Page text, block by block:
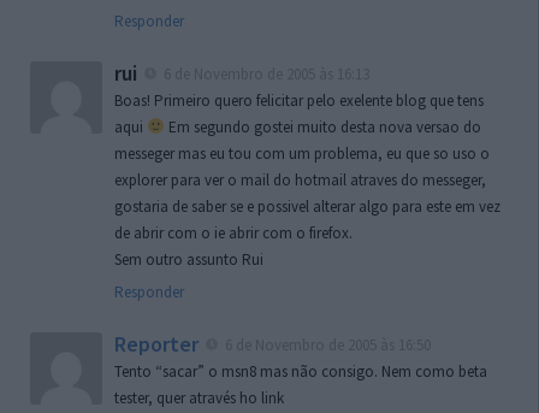
Responder
rui
Boas! Primeiro quero felicitar pelo exelente blog que tens
aqui
Em segundo gostei muito desta nova versao do
messeger mas eu tou com um problema, eu que so uso o
explorer para ver o mail do hotmail atraves do messeger,
gostaria de saber se e possivel alterar algo para este em vez
de abrir com o ie abrir com o firefox.
Sem outro assunto Rui
Responder
Reporter
Tento “sacar” o msn8 mas não consigo. Nem como beta
tester, quer através ho link